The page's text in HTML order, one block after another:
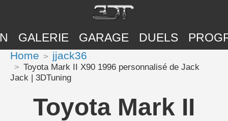
GALERIE GARAGE DUELS
Home jjack36
Toyota Mark II X90 1996 personnalisé de Jack
Jack | 3DTuning
Toyota Mark II